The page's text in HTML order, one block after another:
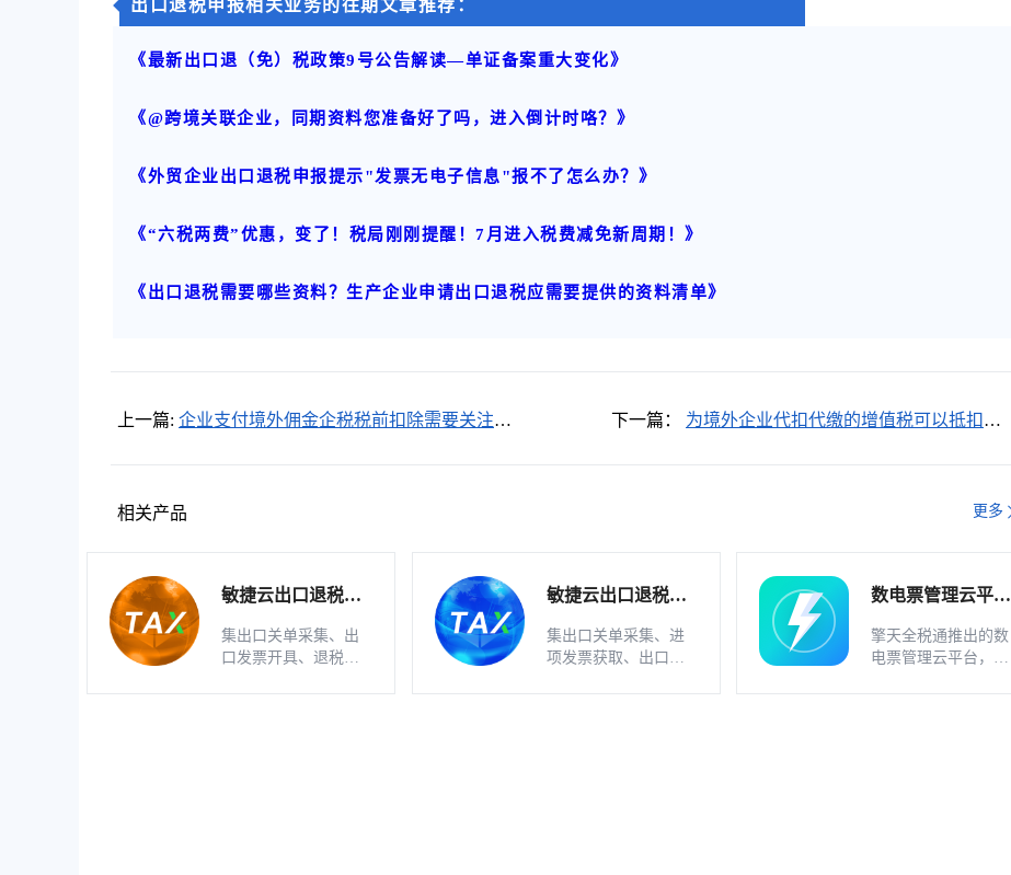
出口退税申报相关业务的往期文章推荐：
《最新出口退（免）税政策9号公告解读—单证备案重大变化》
《@跨境关联企业，同期资料您准备好了吗，进入倒计时咯？》
《外贸企业出口退税申报提示"发票无电子信息"报不了怎么办？》
《“六税两费”优惠，变了！税局刚刚提醒！7月进入税费减免新周期！》
《出口退税需要哪些资料？生产企业申请出口退税应需要提供的资料清单》
上一篇: 企业支付境外佣金企税税前扣除需要关注哪
下一篇：
为境外企业代扣代缴的增值税可以抵扣
相关产品 更多
敏捷云出口退税申
集出口关单采集、出
口发票开具、退税明
敏捷云出口退税申
集出口关单采集、进
项发票获取、出口发
数电票管理云平台
业
擎天全税通推出的数
电票管理云平台，是